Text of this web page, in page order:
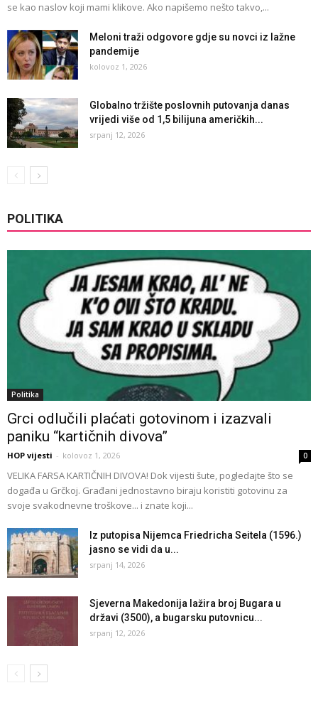
se kao naslov koji mami klikove. Ako napišemo nešto takvo,...
Meloni traži odgovore gdje su novci iz lažne
pandemije
kolovoz 1, 2026
Globalno tržište poslovnih putovanja danas
vrijedi više od 1,5 bilijuna američkih...
srpanj 12, 2026
POLITIKA
Politika
Grci odlučili plaćati gotovinom i izazvali
paniku “kartičnih divova”
HOP vijesti - kolovoz 1, 2026 0
VELIKA FARSA KARTIČNIH DIVOVA! Dok vijesti šute, pogledajte što se
događa u Grčkoj. Građani jednostavno biraju koristiti gotovinu za
svoje svakodnevne troškove... i znate koji...
Iz putopisa Nijemca Friedricha Seitela (1596.)
jasno se vidi da u...
srpanj 14, 2026
Sjeverna Makedonija lažira broj Bugara u
državi (3500), a bugarsku putovnicu...
srpanj 12, 2026